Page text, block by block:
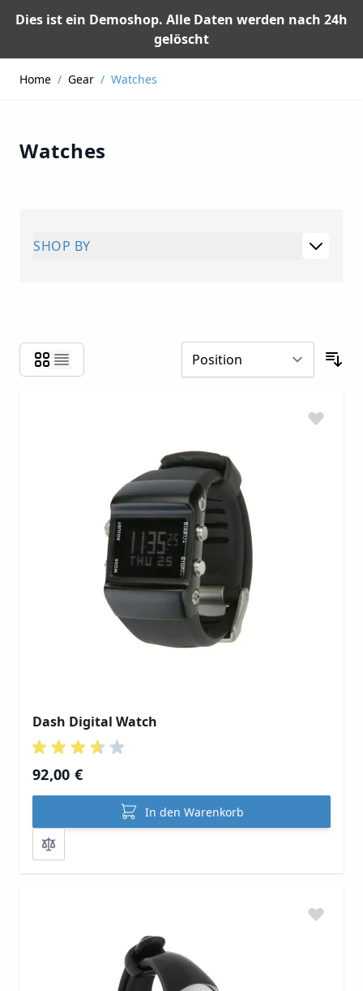
Dies ist ein Demoshop. Alle Daten werden nach 24h
gelöscht
Home / Gear / Watches
Watches
SHOP BY
Dash Digital Watch
92,00 €
In den Warenkorb